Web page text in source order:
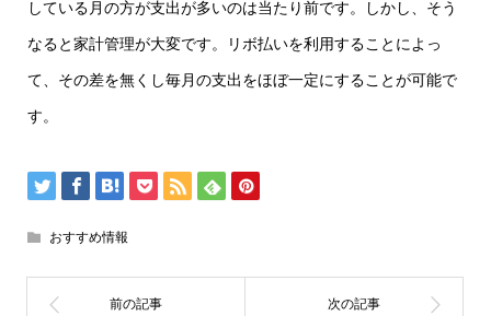
している月の方が支出が多いのは当たり前です。しかし、そう
なると家計管理が大変です。リボ払いを利用することによっ
て、その差を無くし毎月の支出をほぼ一定にすることが可能で
す。
おすすめ情報